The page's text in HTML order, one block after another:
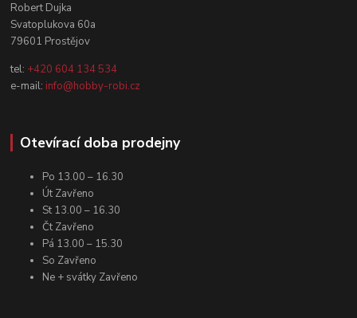
Robert Dujka
Svatoplukova 60a
79601 Prostějov
tel: +420 604 134 534
e-mail: info@hobby-robi.cz
Otevírací doba prodejny
Po 13.00 – 16.30
Út Zavřeno
St 13.00 – 16.30
Čt Zavřeno
Pá 13.00 – 15.30
So Zavřeno
Ne + svátky Zavřeno